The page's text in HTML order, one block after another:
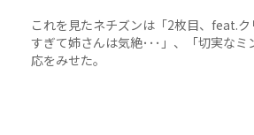
これを見たネチズンは「2枚目、feat.
すぎて姉さんは気絶･･･」、「切実なミ
応をみせた。